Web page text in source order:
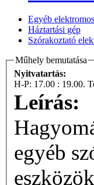
Egyéb
Háztartási gép
Szórakoztató
Műhely bemutatása
Nyitvatartás:
H-P: 17.00 : 19.00.
Leírás:
egyéb